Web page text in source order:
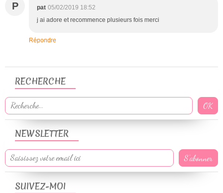
P pat 05/02/2019 18:52
j ai adore et recommence plusieurs fois merci
Répondre
NEWSLETTER
SUIVEZ-MOI
RECHERCHE